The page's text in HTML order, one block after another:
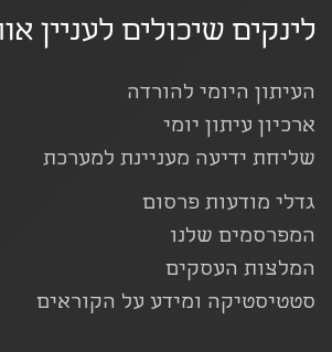
לינקים שיכולים לעניין
העיתון היומי להורדה
ארכיון עיתון יומי
שליחת ידיעה מעניינת למערכת
גדלי מודעות פרסום
המפרסמים שלנו
המלצות העסקים
סטטיסטיקה ומידע על הקוראים